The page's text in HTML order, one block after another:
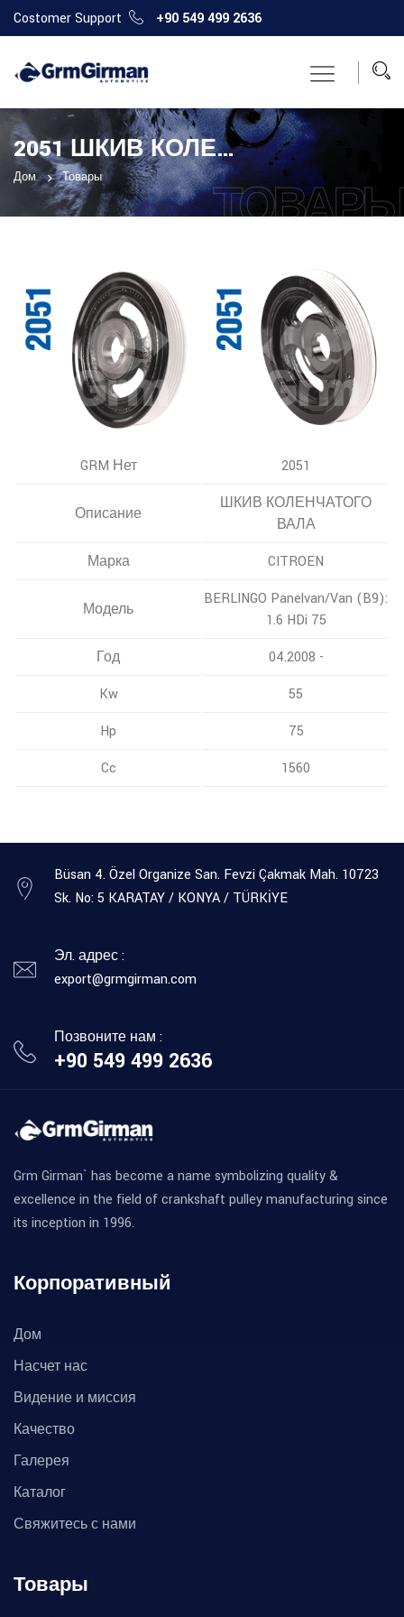
Costomer Support +90 549 499 2636
2051 ШКИВ КОЛЕНЧАТОГО ВАЛА
Дом Товары
GRM Нет 2051
Описание
ШКИВ КОЛЕНЧАТОГО
ВАЛА
Марка
CITROEN
Модель
BERLINGO Panelvan/Van (B9):
1.6 HDi 75
Год
04.2008 -
Kw
55
Hp
75
Cc
1560
Büsan 4. Özel Organize San. Fevzi Çakmak Mah. 10723
Sk. No: 5 KARATAY / KONYA / TÜRKİYE
Эл. адрес :
export@grmgirman.com
Позвоните нам :
+90 549 499 2636
Grm Girman` has become a name symbolizing quality &
excellence in the field of crankshaft pulley manufacturing since
its inception in 1996.
Корпоративный
Дом
Насчет нас
Видение и миссия
Качество
Галерея
Каталог
Свяжитесь с нами
Товары